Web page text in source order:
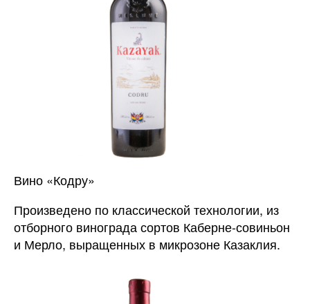
Вино «Кодру»
Произведено по классической технологии, из
отборного винограда сортов Каберне-совиньон
и Мерло, выращенных в микрозоне Казаклия.